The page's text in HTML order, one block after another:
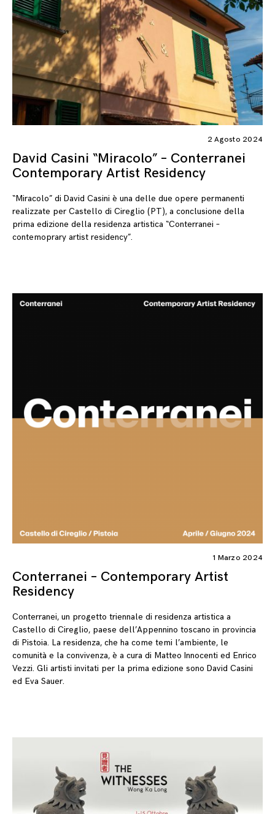
2 Agosto 2024
David Casini “Miracolo” – Conterranei
Contemporary Artist Residency
“Miracolo” di David Casini è una delle due opere permanenti
realizzate per Castello di Cireglio (PT), a conclusione della
prima edizione della residenza artistica “Conterranei –
contemoprary artist residency”.
1 Marzo 2024
Conterranei – Contemporary Artist
Residency
Conterranei, un progetto triennale di residenza artistica a
Castello di Cireglio, paese dell’Appennino toscano in provincia
di Pistoia. La residenza, che ha come temi l’ambiente, le
comunità e la convivenza, è a cura di Matteo Innocenti ed Enrico
Vezzi. Gli artisti invitati per la prima edizione sono David Casini
ed Eva Sauer.